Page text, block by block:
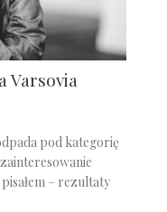
Varsovia
pod kategorię
– rezultaty